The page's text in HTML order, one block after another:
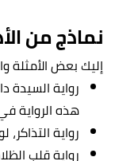
نماذج من
إليك بعض الأمثلة
رواية السيدة
هذه الرواية في
رواية
رواية قلب